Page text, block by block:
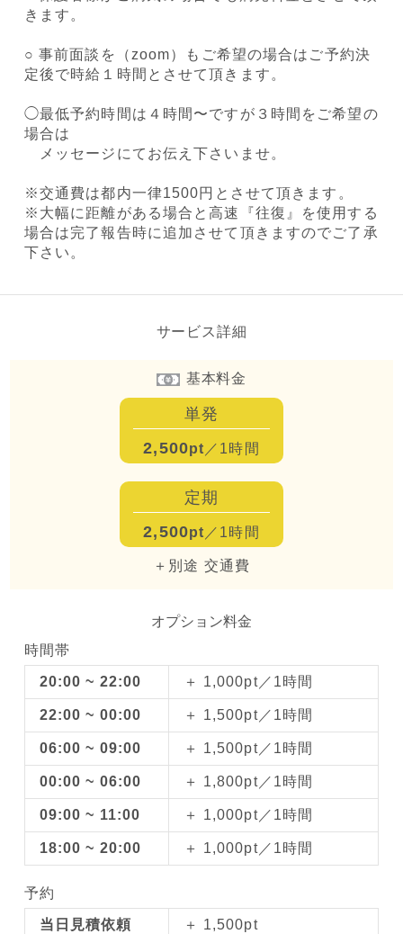
きます。
○ 事前面談を（zoom）もご希望の場合はご予約決
定後で時給１時間とさせて頂きます。
◯最低予約時間は４時間〜ですが３時間をご希望の
場合は
メッセージにてお伝え下さいませ。
※交通費は都内一律1500円とさせて頂きます。
※大幅に距離がある場合と高速『往復』を使用する
場合は完了報告時に追加させて頂きますのでご了承
下さい。
サービス詳細
基本料金
単発
2,500pt ／1時間
定期
2,500pt ／1時間
＋別途 交通費
オプション料金
時間帯
20:00 ~ 22:00 ＋ 1,000pt／1時間
22:00 ~ 00:00 ＋ 1,500pt／1時間
06:00 ~ 09:00 ＋ 1,500pt／1時間
00:00 ~ 06:00 ＋ 1,800pt／1時間
09:00 ~ 11:00 ＋ 1,000pt／1時間
18:00 ~ 20:00 ＋ 1,000pt／1時間
予約
当日見積依頼 ＋ 1,500pt